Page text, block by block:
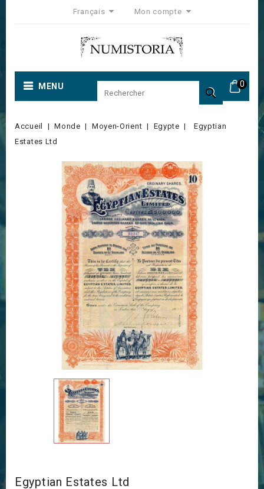
Français Mon compte
0
MENU 
Accueil Monde Moyen-Orient Egypte
Egyptian
Estates Ltd
Egyptian Estates Ltd